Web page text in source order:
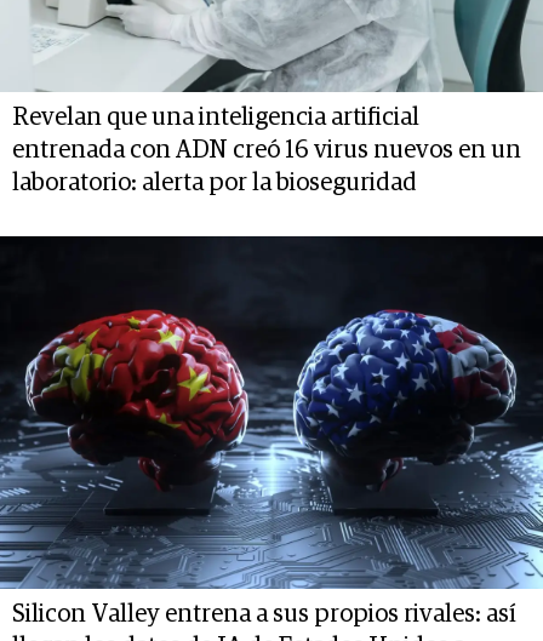
Revelan que una inteligencia artificial
entrenada con ADN creó 16 virus nuevos en un
laboratorio: alerta por la bioseguridad
Silicon Valley entrena a sus propios rivales: así